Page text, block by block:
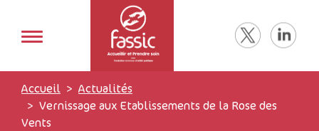
Accueil
Actualités
Vernissage aux Etablissements de la Rose des
Vents